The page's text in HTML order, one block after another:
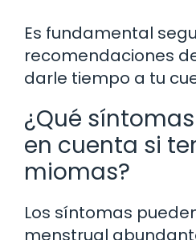
Es fundamental
recomendaciones
darle tiempo a tu
¿Qué
en cuenta si
miomas?
Los síntomas
menstrual